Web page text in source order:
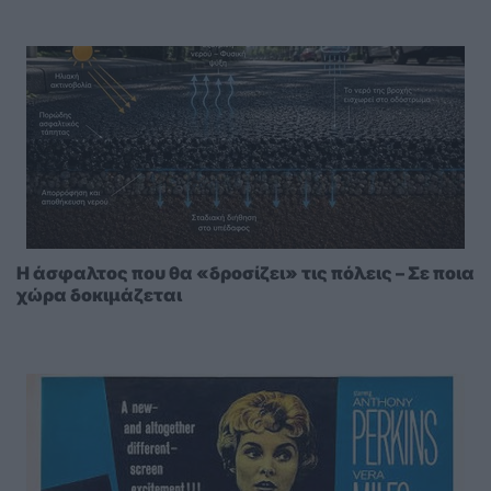
Η άσφαλτος που θα «δροσίζει» τις πόλεις – Σε ποια
χώρα δοκιμάζεται